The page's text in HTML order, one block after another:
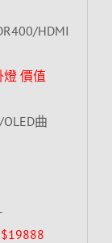
HDMI
燈 價值
曲
$19888